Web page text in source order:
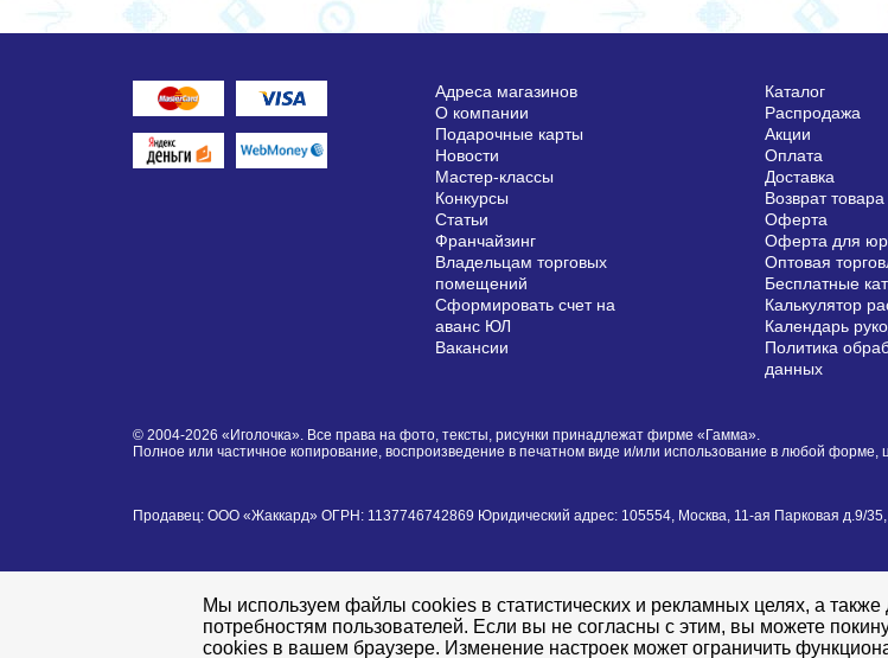
Адреса магазинов
О компании
Подарочные карты
Новости
Мастер-классы
Конкурсы
Статьи
Франчайзинг
Владельцам торговых
помещений
Сформировать счет на
аванс ЮЛ
Вакансии
Каталог
Распродажа
Акции
Оплата
Доставка
Возврат товара
Оферта
Оферта для
Оптовая
Бесплатные
Калькулятор
Календарь
Политика
данных
© 2004-2026 «Иголочка». Все права на фото, тексты, рисунки принадлежат фирме «Гамма».
Полное или частичное копирование, воспроизведение в печатном виде и/или использование в любой
Продавец: ООО «Жаккард» ОГРН: 1137746742869 Юридический адрес: 105554, Москва, 11-ая Парковая д.9/
Мы используем файлы cookies в статистических и рекламных целях, а
потребностям пользователей. Если вы не согласны с этим, вы можете
cookies в вашем браузере. Изменение настроек может ограничить